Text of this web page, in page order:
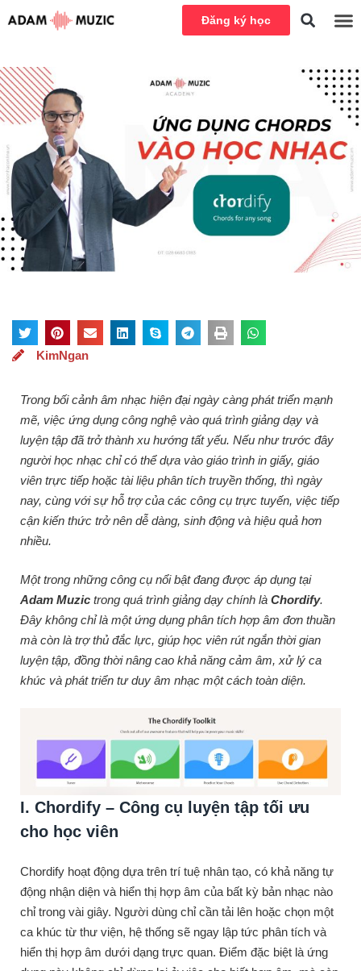
Đăng ký học
KimNgan
Trong bối cảnh âm nhạc hiện đại ngày càng phát triển mạnh
mẽ, việc ứng dụng công nghệ vào quá trình giảng dạy và
luyện tập đã trở thành xu hướng tất yếu. Nếu như trước đây
người học nhạc chỉ có thể dựa vào giáo trình in giấy, giáo
viên trực tiếp hoặc tài liệu phân tích truyền thống, thì ngày
nay, cùng với sự hỗ trợ của các công cụ trực tuyến, việc tiếp
cận kiến thức trở nên dễ dàng, sinh động và hiệu quả hơn
nhiều.
Một trong những công cụ nổi bật đang được áp dụng tại
Adam Muzic trong quá trình giảng dạy chính là Chordify.
Đây không chỉ là một ứng dụng phân tích hợp âm đơn thuần
mà còn là trợ thủ đắc lực, giúp học viên rút ngắn thời gian
luyện tập, đồng thời nâng cao khả năng cảm âm, xử lý ca
khúc và phát triển tư duy âm nhạc một cách toàn diện.
I. Chordify – Công cụ luyện tập tối ưu
cho học viên
Chordify hoạt động dựa trên trí tuệ nhân tạo, có khả năng tự
động nhận diện và hiển thị hợp âm của bất kỳ bản nhạc nào
chỉ trong vài giây. Người dùng chỉ cần tải lên hoặc chọn một
ca khúc từ thư viện, hệ thống sẽ ngay lập tức phân tích và
hiển thị hợp âm dưới dạng trực quan. Điểm đặc biệt là ứng